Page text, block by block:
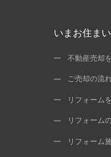
いまお住ま
不動産売却
ご売却の流
リフォーム
リフォーム
リフォーム